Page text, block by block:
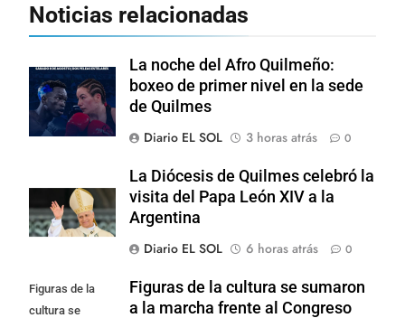
Noticias relacionadas
La noche del Afro Quilmeño:
boxeo de primer nivel en la sede
de Quilmes
Diario EL SOL
3 horas atrás 0
La Diócesis de Quilmes celebró la
visita del Papa León XIV a la
Argentina
Diario EL SOL
6 horas atrás 0
Figuras de la
cultura se
Figuras de la cultura se sumaron
a la marcha frente al Congreso